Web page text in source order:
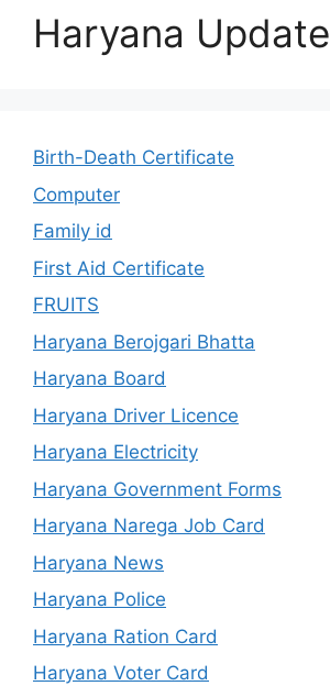
Haryana Update
Birth-Death Certificate
Computer
Family id
First Aid Certificate
FRUITS
Haryana Berojgari Bhatta
Haryana Board
Haryana Driver Licence
Haryana Electricity
Haryana Government Forms
Haryana Narega Job Card
Haryana News
Haryana Police
Haryana Ration Card
Haryana Voter Card